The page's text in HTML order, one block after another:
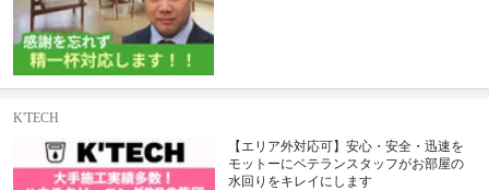
K'TECH
【エリア外対応可】安心・安全・迅速を
モットーにベテランスタッフがお部屋の
水回りをキレイにします